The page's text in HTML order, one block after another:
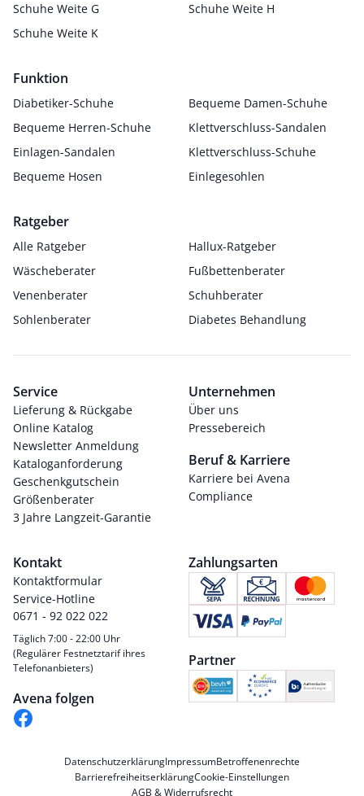
Schuhe Weite G
Schuhe Weite H
Schuhe Weite K
Funktion
Diabetiker-Schuhe
Bequeme Damen-Schuhe
Bequeme Herren-Schuhe
Klettverschluss-Sandalen
Einlagen-Sandalen
Klettverschluss-Schuhe
Bequeme Hosen
Einlegesohlen
Ratgeber
Alle Ratgeber
Hallux-Ratgeber
Wäscheberater
Fußbettenberater
Venenberater
Schuhberater
Sohlenberater
Diabetes Behandlung
Service
Lieferung & Rückgabe
Online Katalog
Newsletter Anmeldung
Kataloganforderung
Geschenkgutschein
Größenberater
3 Jahre Langzeit-Garantie
Unternehmen
Über uns
Pressebereich
Beruf & Karriere
Karriere bei Avena
Compliance
Kontakt
Kontaktformular
Service-Hotline
0671 - 92 022 022
Täglich 7:00 - 22:00 Uhr
(Regulärer Festnetztarif ihres
Telefonanbieters)
Avena folgen
Zahlungsarten
Partner
DatenschutzerklärungImpressumBetroffenenrechte
BarrierefreiheitserklärungCookie-Einstellungen
AGB & Widerrufsrecht